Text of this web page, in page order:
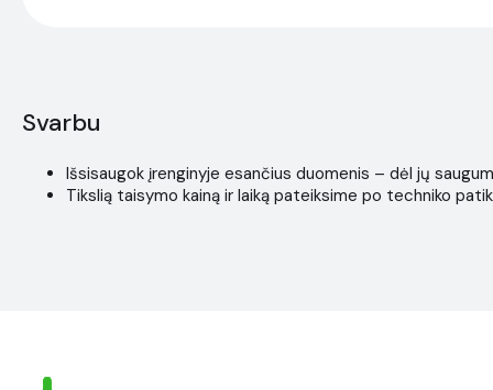
Svarbu
Išsisaugok įrenginyje esančius duomenis – dėl jų
Tikslią taisymo kainą ir laiką pateiksime po techniko